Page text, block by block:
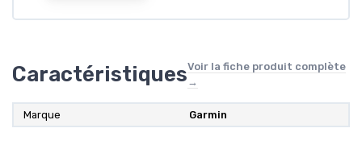
CaractéristiquesVoir la fiche produit complète
→
Marque Garmin